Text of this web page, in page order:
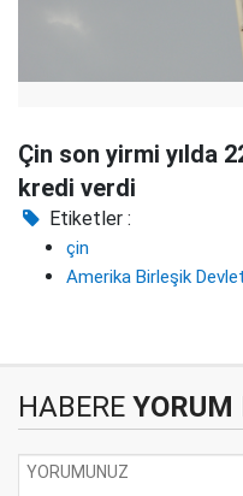
Çin son yirmi yılda
kredi verdi
Etiketler :
çin
Amerika Birleşik
HABERE YORUM